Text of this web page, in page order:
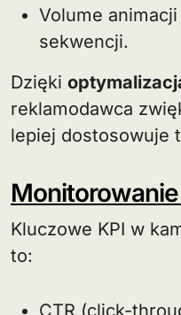
Volume
sekwencji.
Dzięki
reklamodawca
lepiej dostosowuje
Kluczowe KPI w
to:
CTR (click-